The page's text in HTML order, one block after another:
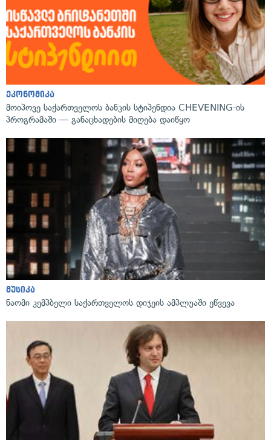
ეკონომიკა
მოიპოვე საქართველოს ბანკის სტიპენდია CHEVENING-ის
პროგრამაში — განაცხადების მიღება დაიწყო
მუსიკა
ნაომი კემპბელი საქართველოს დიჯეის ამპლუაში ეწვევა